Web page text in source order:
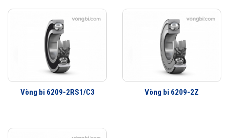
Những cải tiến quan trọng đối với vòng bi cầu SKF Explorer
Cải tiến thiết kế hình học
Sử dụng vật liệu mới
Viên bi có chất lượng cao
Công nghệ sản xuất mới
Phớt che chắn thế hệ mới
Lợi ích của những cải tiến đối với vòng bi cầu SKF Explorer
Ít rung động hơn
Vòng bi 6209-2RS1/C3 Vòng bi 6209-2Z